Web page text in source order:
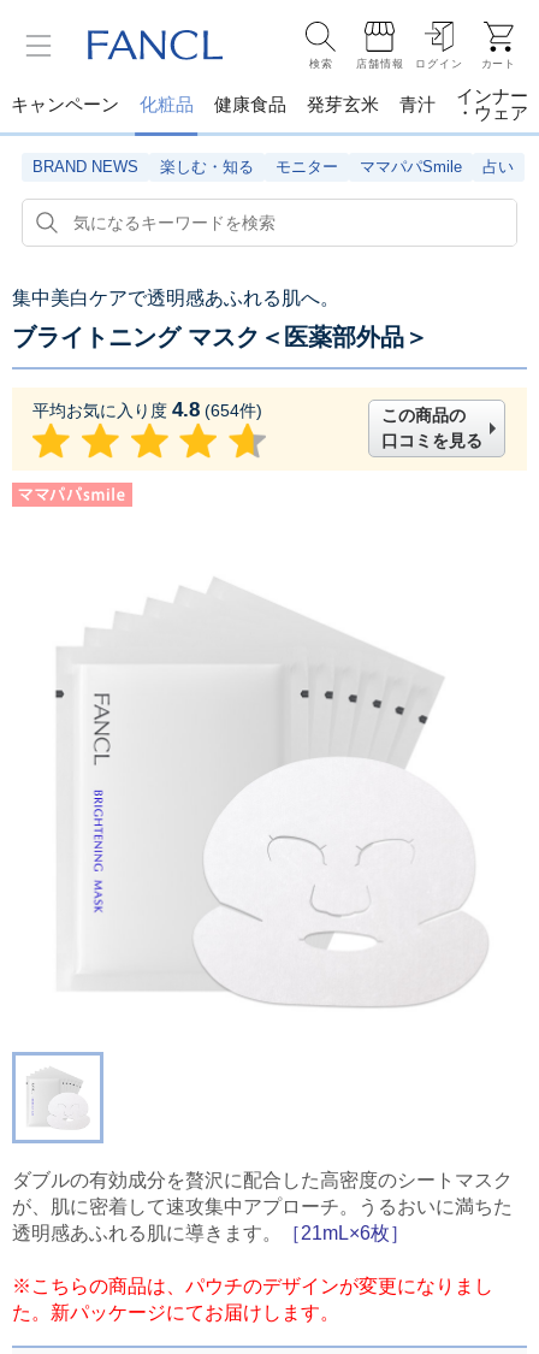
検索 店舗情報 ログイン カート
キャンペーン 化粧品 健康食品 発芽玄米 青汁
インナー
・ウェア
BRAND NEWS 楽しむ・知る モニター ママパパSmile 占い
集中美白ケアで透明感あふれる肌へ。
ブライトニング マスク＜医薬部外品＞
平均お気に入り度 4.8 (654件)
この商品の
口コミを見る
ダブルの有効成分を贅沢に配合した高密度のシートマスク
が、肌に密着して速攻集中アプローチ。うるおいに満ちた
透明感あふれる肌に導きます。
［21mL×6枚］
※こちらの商品は、パウチのデザインが変更になりまし
た。新パッケージにてお届けします。